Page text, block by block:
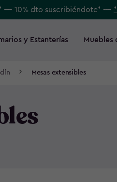
---- 10% dto suscribiéndote* ----
y Estanterías Muebles
Mesas extensibles